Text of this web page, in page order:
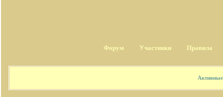
Форум Участники Правила